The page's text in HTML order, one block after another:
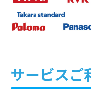
サービスご